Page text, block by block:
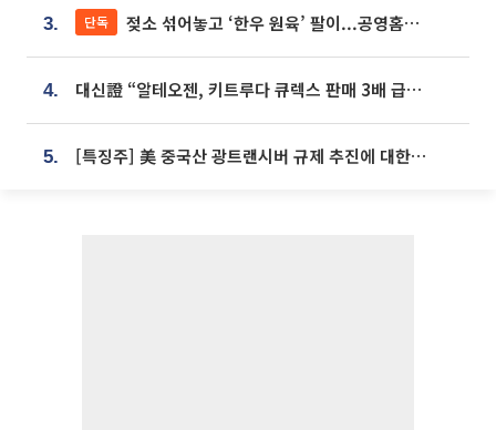
3. 단독 젖소 섞어놓고 ‘한우 원육’ 팔이...공영홈쇼핑 표기·검증 구멍
4. 대신證 “알테오젠, 키트루다 큐렉스 판매 3배 급증…목표가 41만원 상향”
5. [특징주] 美 중국산 광트랜시버 규제 추진에 대한광통신 등 광통신株 강세